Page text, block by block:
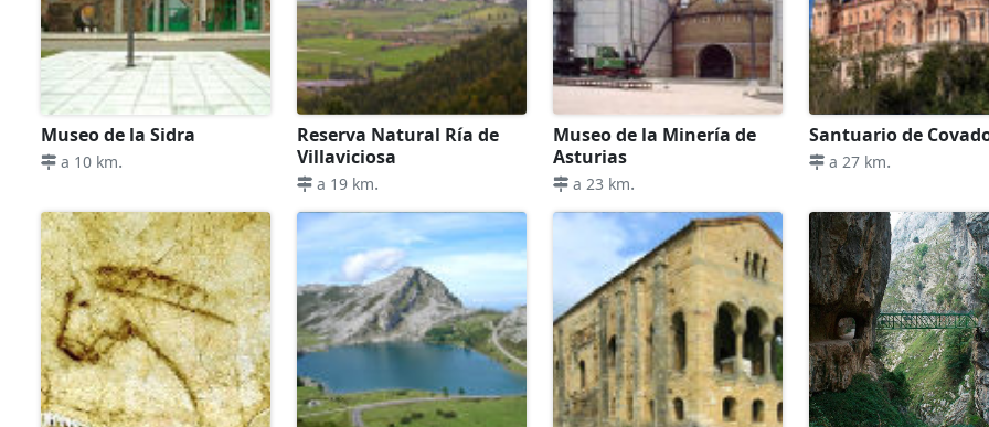
Museo de la Sidra
a 10 km.
Reserva Natural Ría de
Villaviciosa
a 19 km.
Museo de la Minería de
Asturias
a 23 km.
Santuario de
a 27 km.